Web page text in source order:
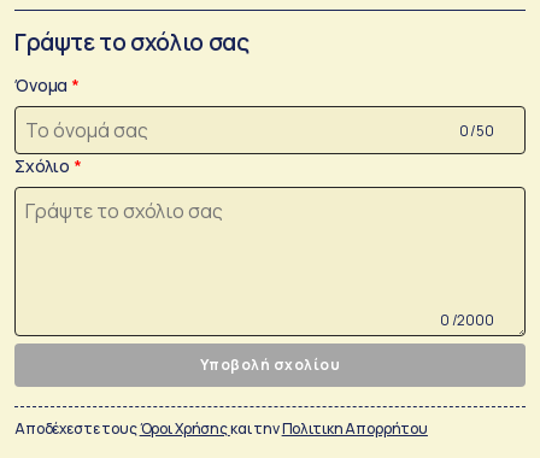
Γράψτε το σχόλιο σας
Όνομα
0 /50
Σχόλιο
0 /2000
Υποβολή σχολίου
Αποδέχεστε τουςΌροι Χρήσηςκαι τηνΠολιτικη Απορρήτου